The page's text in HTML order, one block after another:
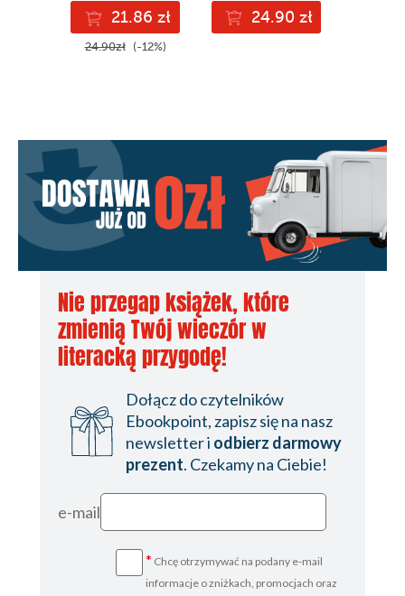
21.86 zł
24.90zł (-12%)
24.90 zł
Nie przegap książek, które
zmienią Twój wieczór w
literacką przygodę!
Dołącz do czytelników
Ebookpoint, zapisz się na nasz
newsletter i odbierz darmowy
prezent. Czekamy na Ciebie!
e-mail
* Chcę otrzymywać na podany e-mail
informacje o zniżkach, promocjach oraz